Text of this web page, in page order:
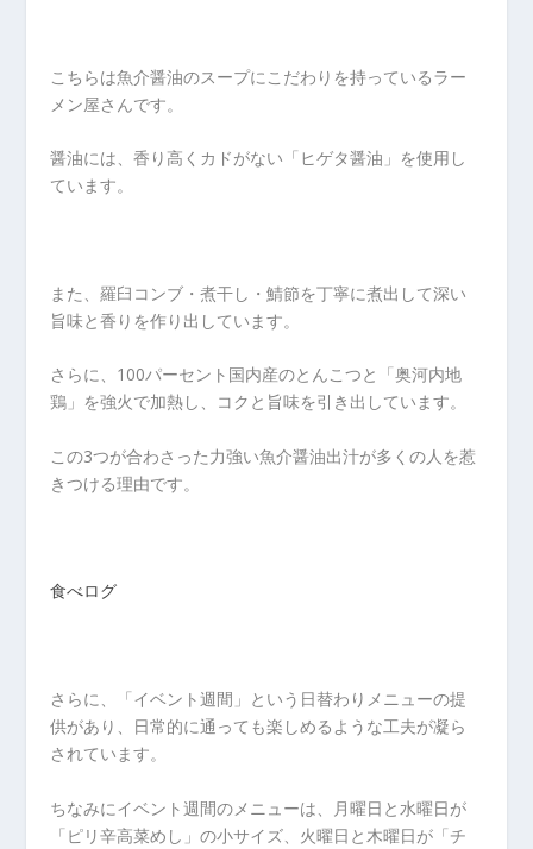
こちらは魚介醤油のスープにこだわりを持っているラー
メン屋さんです。
醤油には、香り高くカドがない「ヒゲタ醤油」を使用し
ています。
また、羅臼コンブ・煮干し・鯖節を丁寧に煮出して深い
旨味と香りを作り出しています。
さらに、100パーセント国内産のとんこつと「奥河内地
鶏」を強火で加熱し、コクと旨味を引き出しています。
この3つが合わさった力強い魚介醤油出汁が多くの人を惹
きつける理由です。
食べログ
さらに、「イベント週間」という日替わりメニューの提
供があり、日常的に通っても楽しめるような工夫が凝ら
されています。
ちなみにイベント週間のメニューは、月曜日と水曜日が
「ピリ辛高菜めし」の小サイズ、火曜日と木曜日が「チ